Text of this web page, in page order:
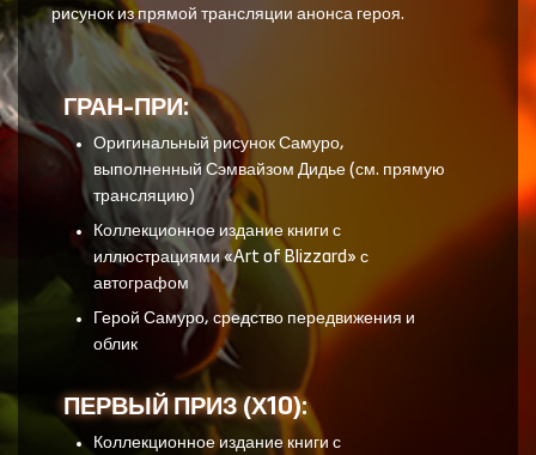
рисунок из прямой трансляции анонса героя.
ГРАН-ПРИ:
Оригинальный рисунок Самуро,
выполненный Сэмвайзом Дидье (см. прямую
трансляцию)
Коллекционное издание книги с
иллюстрациями «Art of Blizzard» с
автографом
Герой Самуро, средство передвижения и
облик
ПЕРВЫЙ ПРИЗ (Х10):
Коллекционное издание книги с